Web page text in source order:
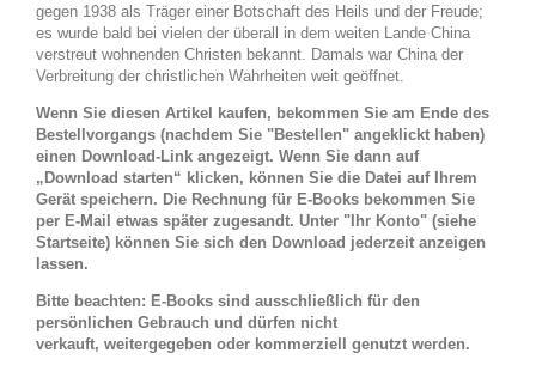
gegen 1938 als Träger einer Botschaft des Heils und der Freude;
es wurde bald bei vielen der überall in dem weiten Lande China
verstreut wohnenden Christen bekannt. Damals war China der
Verbreitung der christlichen Wahrheiten weit geöffnet.
Wenn Sie diesen Artikel kaufen, bekommen Sie am Ende des
Bestellvorgangs (nachdem Sie "Bestellen" angeklickt haben)
einen Download-Link angezeigt. Wenn Sie dann auf
„Download starten“ klicken, können Sie die Datei auf Ihrem
Gerät speichern. Die Rechnung für E-Books bekommen Sie
per E-Mail etwas später zugesandt. Unter "Ihr Konto" (siehe
Startseite) können Sie sich den Download jederzeit anzeigen
lassen.
Bitte beachten: E-Books sind ausschließlich für den
persönlichen Gebrauch und dürfen nicht
verkauft, weitergegeben oder kommerziell genutzt werden.